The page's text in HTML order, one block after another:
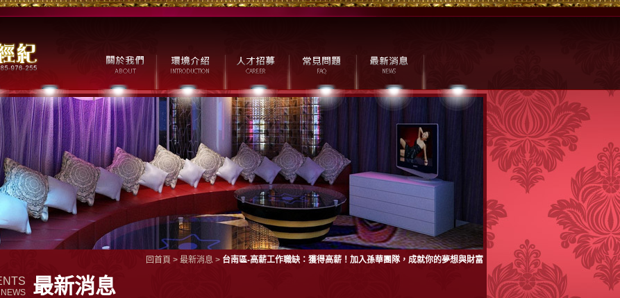
回首頁 > 最新消息 > 台南區-高薪工作職缺：獲得高薪！加入孫華團隊，成就你的夢想與財富
NEWS 最新消息